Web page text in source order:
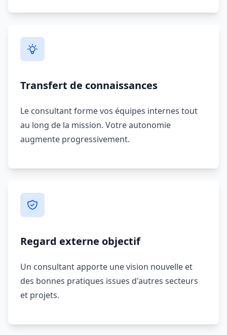
Transfert de connaissances
Le consultant forme vos équipes internes tout
au long de la mission. Votre autonomie
augmente progressivement.
Regard externe objectif
Un consultant apporte une vision nouvelle et
des bonnes pratiques issues d'autres secteurs
et projets.